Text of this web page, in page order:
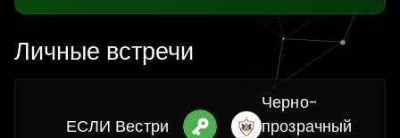
Личные встречи
ЕСЛИ Вестри
Черно-
прозрачный